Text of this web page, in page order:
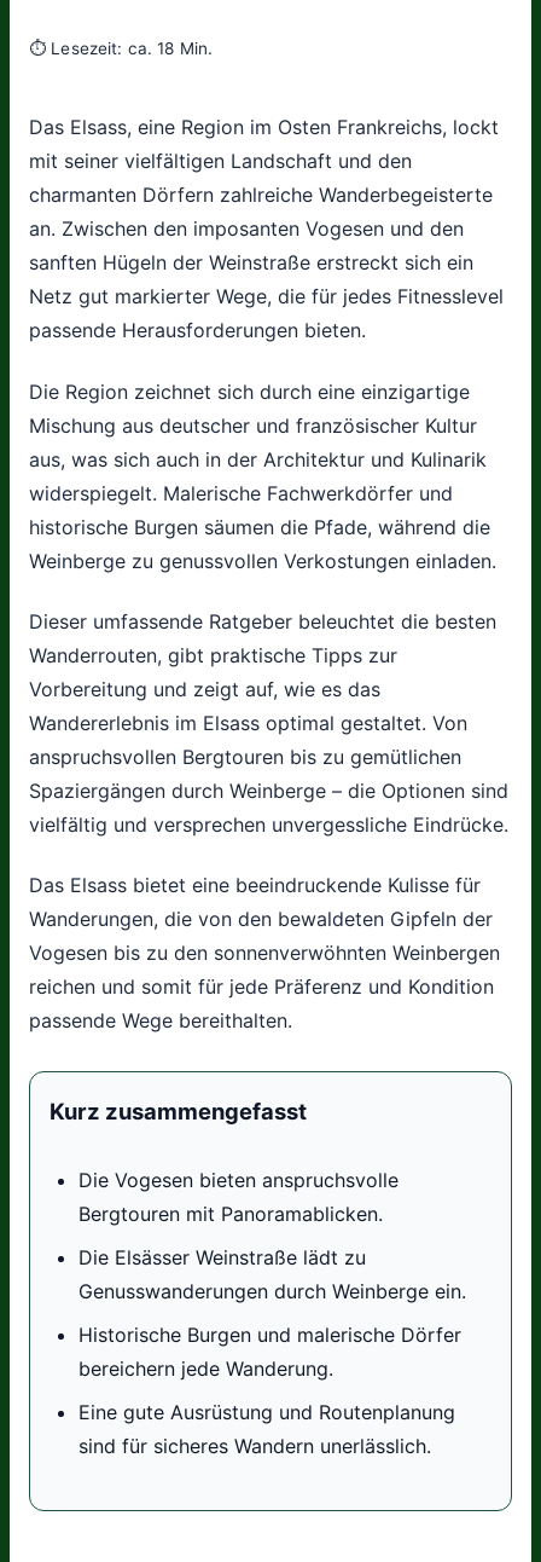
⏱ Lesezeit: ca. 18 Min.
Das Elsass, eine Region im Osten Frankreichs, lockt
mit seiner vielfältigen Landschaft und den
charmanten Dörfern zahlreiche Wanderbegeisterte
an. Zwischen den imposanten Vogesen und den
sanften Hügeln der Weinstraße erstreckt sich ein
Netz gut markierter Wege, die für jedes Fitnesslevel
passende Herausforderungen bieten.
Die Region zeichnet sich durch eine einzigartige
Mischung aus deutscher und französischer Kultur
aus, was sich auch in der Architektur und Kulinarik
widerspiegelt. Malerische Fachwerkdörfer und
historische Burgen säumen die Pfade, während die
Weinberge zu genussvollen Verkostungen einladen.
Dieser umfassende Ratgeber beleuchtet die besten
Wanderrouten, gibt praktische Tipps zur
Vorbereitung und zeigt auf, wie es das
Wandererlebnis im Elsass optimal gestaltet. Von
anspruchsvollen Bergtouren bis zu gemütlichen
Spaziergängen durch Weinberge – die Optionen sind
vielfältig und versprechen unvergessliche Eindrücke.
Das Elsass bietet eine beeindruckende Kulisse für
Wanderungen, die von den bewaldeten Gipfeln der
Vogesen bis zu den sonnenverwöhnten Weinbergen
reichen und somit für jede Präferenz und Kondition
passende Wege bereithalten.
Kurz zusammengefasst
Die Vogesen bieten anspruchsvolle
Bergtouren mit Panoramablicken.
Die Elsässer Weinstraße lädt zu
Genusswanderungen durch Weinberge ein.
Historische Burgen und malerische Dörfer
bereichern jede Wanderung.
Eine gute Ausrüstung und Routenplanung
sind für sicheres Wandern unerlässlich.